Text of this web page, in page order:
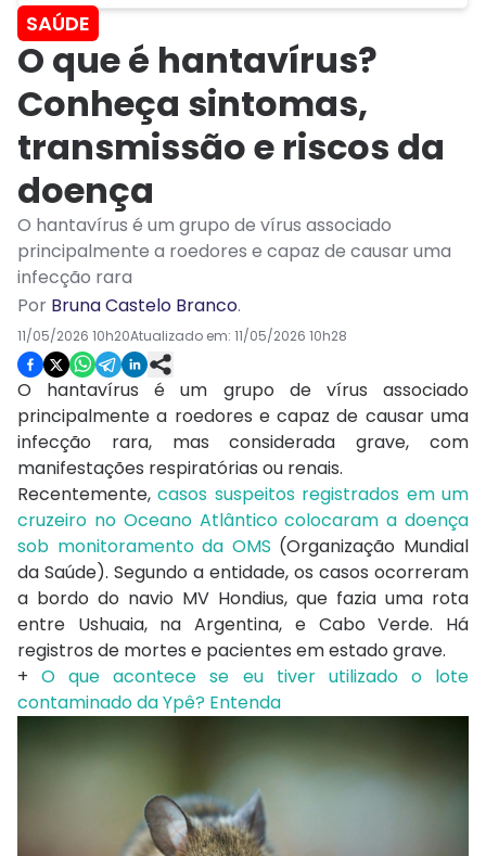
SAÚDE
O que é hantavírus?
Conheça sintomas,
transmissão e riscos da
doença
O hantavírus é um grupo de vírus associado
principalmente a roedores e capaz de causar uma
infecção rara
Por Bruna Castelo Branco.
11/05/2026 10h20Atualizado em: 11/05/2026 10h28
O hantavírus é um grupo de vírus associado
principalmente a roedores e capaz de causar uma
infecção rara, mas considerada grave, com
manifestações respiratórias ou renais.
Recentemente, casos suspeitos registrados em um
cruzeiro no Oceano Atlântico colocaram a doença
sob monitoramento da OMS (Organização Mundial
da Saúde). Segundo a entidade, os casos ocorreram
a bordo do navio MV Hondius, que fazia uma rota
entre Ushuaia, na Argentina, e Cabo Verde. Há
registros de mortes e pacientes em estado grave.
+O que acontece se eu tiver utilizado o lote
contaminado da Ypê? Entenda